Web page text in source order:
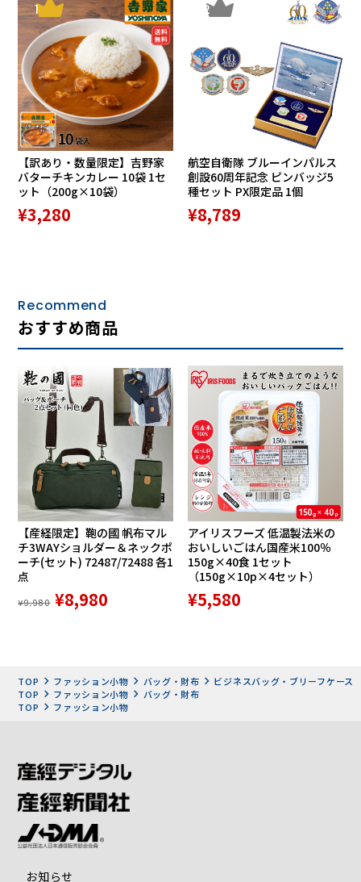
1
【訳あり・数量限定】吉野家
バターチキンカレー 10袋 1セ
ット（200g×10袋）
¥3,280
2
航空自衛隊 ブルーインパルス
創設60周年記念 ピンバッジ5
種セット PX限定品 1個
¥8,789
Recommend
おすすめ商品
【産経限定】鞄の國 帆布マル
チ3WAYショルダー＆ネックポ
ーチ(セット) 72487/72488 各1
点
¥9,980 ¥8,980
アイリスフーズ 低温製法米の
おいしいごはん国産米100％
150g×40食 1セット
（150g×10p×4セット）
¥5,580
TOP ファッション小物 バッグ・財布
ビジネスバッグ・ブリーフケース
TOP
ファッション小物
バッグ・財布
TOP
ファッション小物
お知らせ